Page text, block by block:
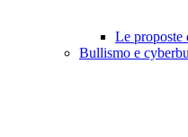
Le proposte
Bullismo e